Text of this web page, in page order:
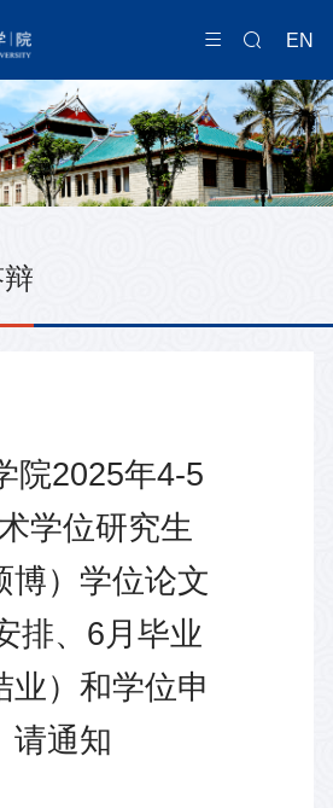
EN
院2025年4-5
学位研究生
博）学位论文
排、6月毕业
业）和学位申
请通知